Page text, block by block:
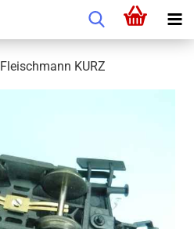
KURZ